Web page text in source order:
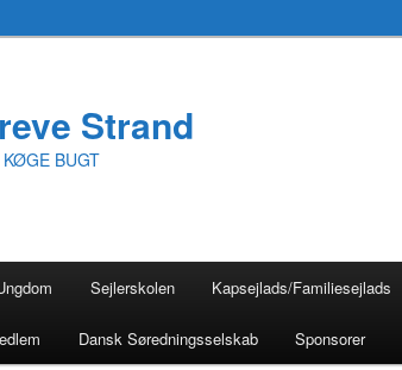
Strand
BUGT
Sejlerskolen Kapsejlads/Familiesejlads
Dansk Søredningsselskab Sponsorer